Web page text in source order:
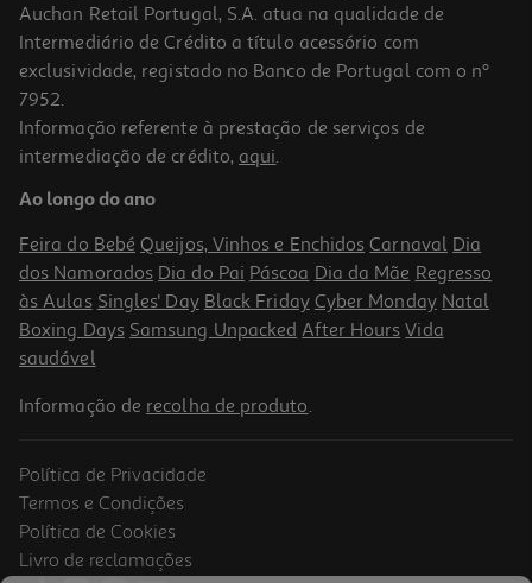
Cebola Auchan Picada 400g
2.47 €/Kg
0,99 €
Auchan Retail Portugal, S.A. atua na qualidade de
Intermediário de Crédito a título acessório com
exclusividade, registado no Banco de Portugal com o nº
7952.
Informação referente à prestação de serviços de
intermediação de crédito, aqui.
Ao longo do ano
Feira do Bebé Queijos, Vinhos e Enchidos Carnaval Dia
dos Namorados Dia do Pai Páscoa Dia da Mãe Regresso
às Aulas Singles' Day Black Friday Cyber Monday Natal
Boxing Days Samsung Unpacked After Hours Vida
saudável
Informação de recolha de produto.
Política de Privacidade
Termos e Condições
Política de Cookies
Livro de reclamações